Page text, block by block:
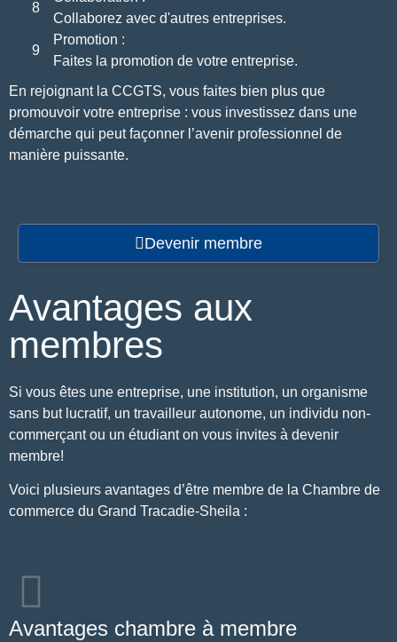
Collaborez avec d'autres entreprises.
8
Promotion :
Faites la promotion de votre entreprise.
9
En rejoignant la CCGTS, vous faites bien plus que
promouvoir votre entreprise : vous investissez dans une
démarche qui peut façonner l’avenir professionnel de
manière puissante.
Devenir membre
Avantages aux
membres
Si vous êtes une entreprise, une institution, un organisme
sans but lucratif, un travailleur autonome, un individu non-
commerçant ou un étudiant on vous invites à devenir
membre!
Voici plusieurs avantages d’être membre de la Chambre de
commerce du Grand Tracadie-Sheila :
Avantages chambre à membre